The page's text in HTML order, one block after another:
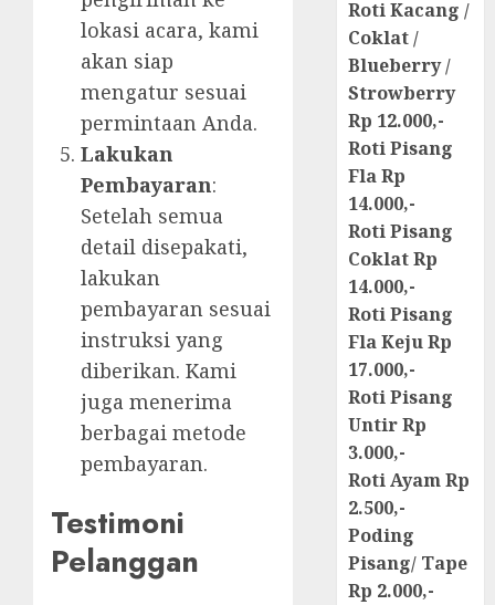
lokasi acara, kami
akan siap
mengatur sesuai
permintaan Anda.
Lakukan
Pembayaran:
Setelah semua
detail disepakati,
lakukan
pembayaran sesuai
instruksi yang
diberikan. Kami
juga menerima
berbagai metode
pembayaran.
Testimoni
Pelanggan
Roti Kacang /
Coklat /
Blueberry /
Strowberry
Rp 12.000,-
Roti Pisang
Fla Rp
14.000,-
Roti Pisang
Coklat Rp
14.000,-
Roti Pisang
Fla Keju Rp
17.000,-
Roti Pisang
Untir Rp
3.000,-
Roti Ayam Rp
2.500,-
Poding
Pisang/ Tape
Rp 2.000,-